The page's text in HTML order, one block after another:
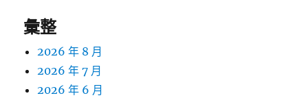
彙整
2026 年 8 月
2026 年 7 月
2026 年 6 月